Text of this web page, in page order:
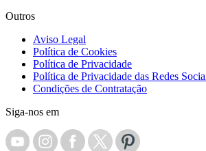
Outros
Aviso Legal
Política de Cookies
Política de Privacidade
Política de Privacidade das Redes
Condições de Contratação
Siga-nos em